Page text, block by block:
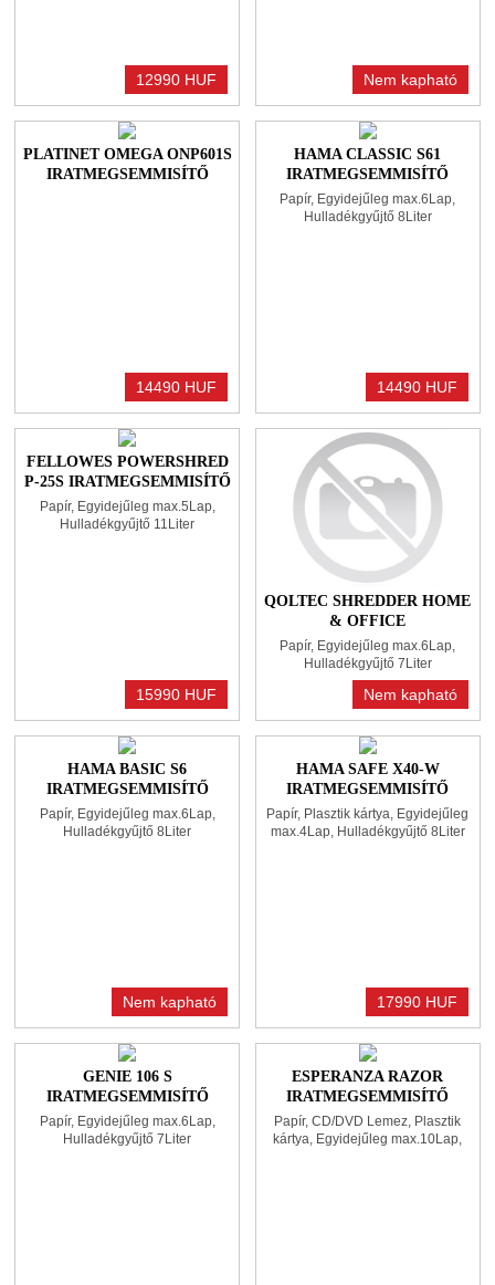
12990 HUF Nem kapható
PLATINET OMEGA ONP601S
IRATMEGSEMMISÍTŐ
14490 HUF
HAMA CLASSIC S61
IRATMEGSEMMISÍTŐ
BLACK
Papír, Egyidejűleg max.6Lap,
Hulladékgyűjtő 8Liter
14490 HUF
FELLOWES POWERSHRED
P-25S IRATMEGSEMMISÍTŐ
BLACK
Papír, Egyidejűleg max.5Lap,
Hulladékgyűjtő 11Liter
15990 HUF
QOLTEC SHREDDER HOME
& OFFICE
IRATMEGSEMMISÍTŐ
BLACK
Papír, Egyidejűleg max.6Lap,
Hulladékgyűjtő 7Liter
Nem kapható
HAMA BASIC S6
IRATMEGSEMMISÍTŐ
BLACK
Papír, Egyidejűleg max.6Lap,
Hulladékgyűjtő 8Liter
Nem kapható
HAMA SAFE X40-W
IRATMEGSEMMISÍTŐ
WHITE
Papír, Plasztik kártya, Egyidejűleg
max.4Lap, Hulladékgyűjtő 8Liter
17990 HUF
GENIE 106 S
IRATMEGSEMMISÍTŐ
BLACK
Papír, Egyidejűleg max.6Lap,
Hulladékgyűjtő 7Liter
ESPERANZA RAZOR
IRATMEGSEMMISÍTŐ
BLACK
Papír, CD/DVD Lemez, Plasztik
kártya, Egyidejűleg max.10Lap,